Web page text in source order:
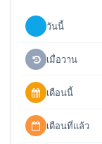
วันนี้
เมื่อวาน
เดือนนี้
เดือนที่แล้ว